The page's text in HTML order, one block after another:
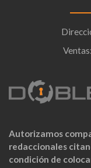
Ventas:
Autorizamos
redaccionales
condición de